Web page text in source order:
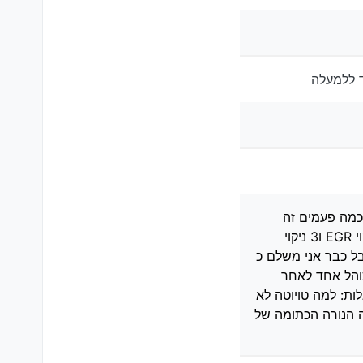
ללמעלה
כמה פעמים זה
מאזור הגיר לא כדאי שמישהו ייגע לך רק בטויוטה, באמת עשיתי בדיקה בטויוטה ואמרו שזה 1 פלאגים 2 ניקוי EGR ו3 ניקוי
אבל כבר אני משלם כ
אחד לאחר
למה טויוטה לא
הנורה הכתומה של